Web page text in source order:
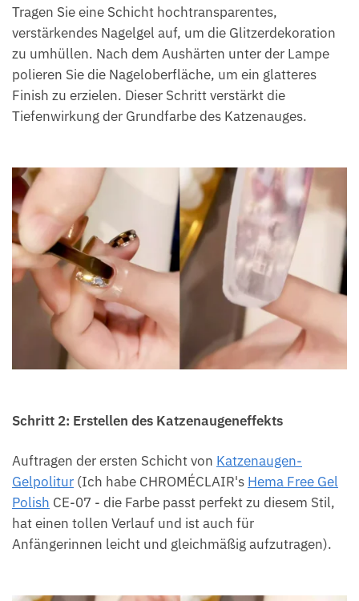
Tragen Sie eine Schicht hochtransparentes,
verstärkendes Nagelgel auf, um die Glitzerdekoration
zu umhüllen. Nach dem Aushärten unter der Lampe
polieren Sie die Nageloberfläche, um ein glatteres
Finish zu erzielen. Dieser Schritt verstärkt die
Tiefenwirkung der Grundfarbe des Katzenauges.
Schritt 2: Erstellen des Katzenaugeneffekts
Auftragen der ersten Schicht von Katzenaugen-
Gelpolitur (Ich habe CHROMÉCLAIR's Hema Free Gel
Polish CE-07 - die Farbe passt perfekt zu diesem Stil,
hat einen tollen Verlauf und ist auch für
Anfängerinnen leicht und gleichmäßig aufzutragen).